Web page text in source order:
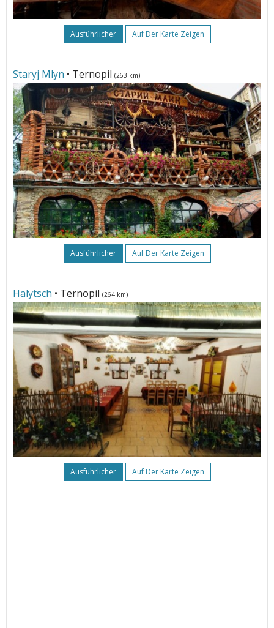
Ausführlicher Auf Der Karte Zeigen
Staryj Mlyn • Ternopil (263 km)
Ausführlicher Auf Der Karte Zeigen
Halytsch • Ternopil (264 km)
Ausführlicher Auf Der Karte Zeigen